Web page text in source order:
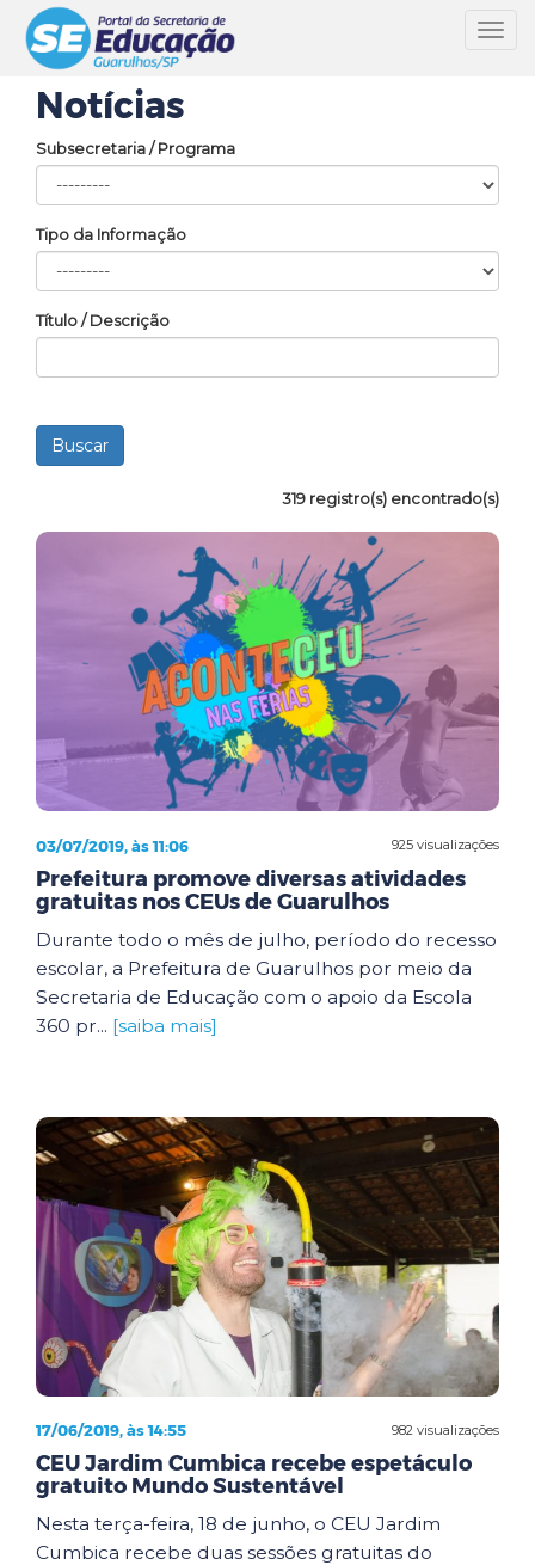
Notícias
Subsecretaria / Programa
Tipo da Informação
Título / Descrição
319 registro(s) encontrado(s)
925 visualizações
03/07/2019, às 11:06
Prefeitura promove diversas atividades
gratuitas nos CEUs de Guarulhos
Durante todo o mês de julho, período do recesso
escolar, a Prefeitura de Guarulhos por meio da
Secretaria de Educação com o apoio da Escola
360 pr... [saiba mais]
982 visualizações
17/06/2019, às 14:55
CEU Jardim Cumbica recebe espetáculo
gratuito Mundo Sustentável
Nesta terça-feira, 18 de junho, o CEU Jardim
Cumbica recebe duas sessões gratuitas do